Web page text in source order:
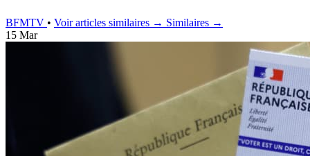
BFMTV • Voir articles similaires → Similaires →
15 Mar